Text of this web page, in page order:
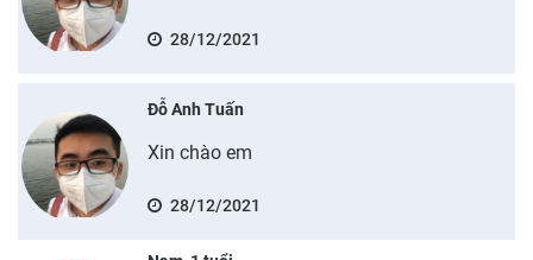
28/12/2021
Đỗ Anh Tuấn
Xin chào em
28/12/2021